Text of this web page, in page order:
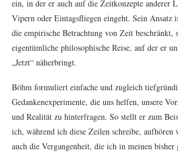
ein, in der er auch auf die Zeitkonzepte anderer
Vipern oder Eintagsfliegen eingeht. Sein Ansatz
die empirische Betrachtung von Zeit beschränkt,
eigentümliche philosophische Reise, auf der er
„Jetzt“ näherbringt.
Böhm formuliert einfache und zugleich
Gedankenexperimente, die uns helfen, unsere
und Realität zu hinterfragen. So stellt er zum
ich, während ich diese Zeilen schreibe, aufhören
auch die Vergangenheit, die ich in meinen bisher